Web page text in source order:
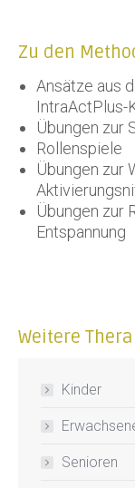
Zu den
Ansätze aus
IntraActPlus-
Übungen zur
Rollenspiele
Übungen zur
Übungen zur
Entspannung
Weitere
Kinder
Senioren